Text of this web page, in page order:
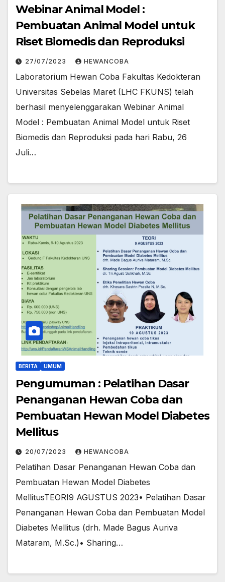
Webinar Animal Model :
Pembuatan Animal Model untuk
Riset Biomedis dan Reproduksi
27/07/2023 HEWANCOBA
Laboratorium Hewan Coba Fakultas Kedokteran
Universitas Sebelas Maret (LHC FKUNS) telah
berhasil menyelenggarakan Webinar Animal
Model : Pembuatan Animal Model untuk Riset
Biomedis dan Reproduksi pada hari Rabu, 26
Juli…
BERITA UMUM
Pengumuman : Pelatihan Dasar
Penanganan Hewan Coba dan
Pembuatan Hewan Model Diabetes
Mellitus
20/07/2023 HEWANCOBA
Pelatihan Dasar Penanganan Hewan Coba dan
Pembuatan Hewan Model Diabetes
MellitusTEORI9 AGUSTUS 2023• Pelatihan Dasar
Penanganan Hewan Coba dan Pembuatan Model
Diabetes Mellitus (drh. Made Bagus Auriva
Mataram, M.Sc.)• Sharing…